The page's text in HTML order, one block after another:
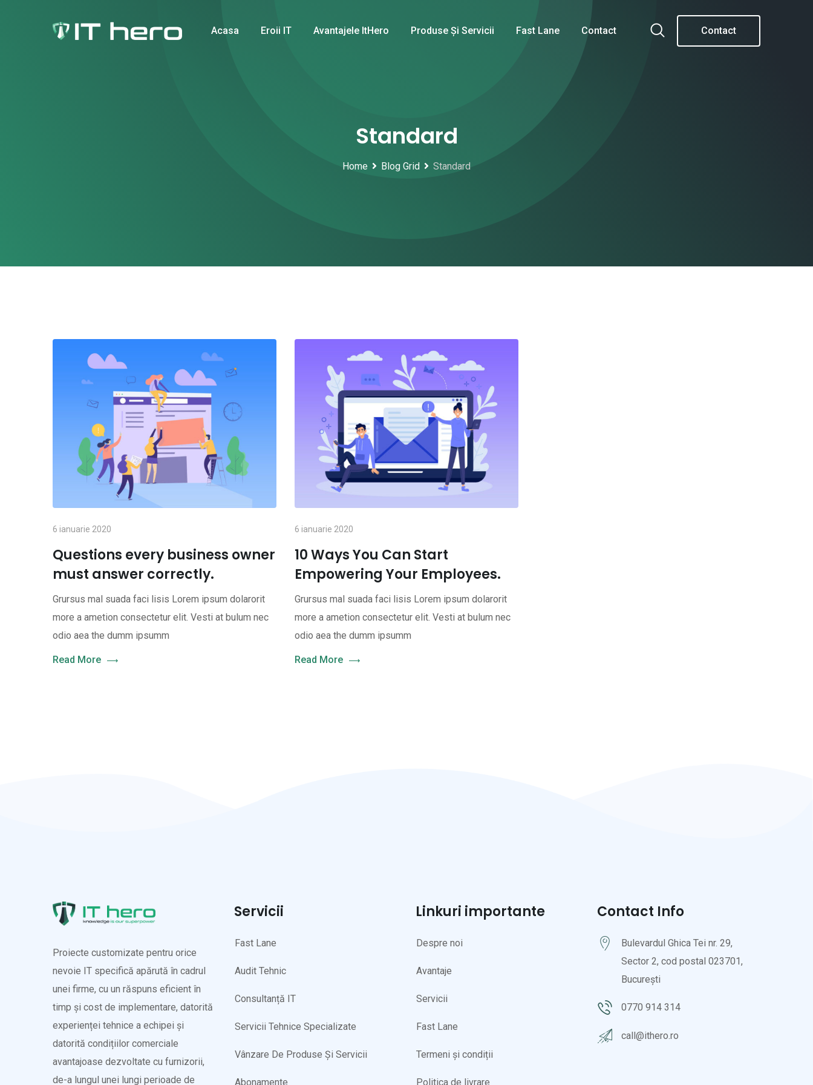
Acasa Eroii IT Avantajele ItHero Produse Și Servicii Fast Lane Contact Contact
Standard
Home Blog Grid Standard
6 ianuarie 2020
Questions every business owner
must answer correctly.
Grursus mal suada faci lisis Lorem ipsum dolarorit
more a ametion consectetur elit. Vesti at bulum nec
odio aea the dumm ipsumm
Read More
6 ianuarie 2020
10 Ways You Can Start
Empowering Your Employees.
Grursus mal suada faci lisis Lorem ipsum dolarorit
more a ametion consectetur elit. Vesti at bulum nec
odio aea the dumm ipsumm
Read More
Proiecte customizate pentru orice
nevoie IT specifică apărută în cadrul
unei firme, cu un răspuns eficient în
timp și cost de implementare, datorită
experienței tehnice a echipei și
datorită condițiilor comerciale
avantajoase dezvoltate cu furnizorii,
de-a lungul unei lungi perioade de
Servicii
Fast Lane
Audit Tehnic
Consultanță IT
Servicii Tehnice Specializate
Vânzare De Produse Și Servicii
Abonamente
Linkuri importante
Despre noi
Avantaje
Servicii
Fast Lane
Termeni și condiții
Politica de livrare
Contact Info
Bulevardul Ghica Tei nr. 29,
Sector 2, cod postal 023701,
București
0770 914 314
call@ithero.ro